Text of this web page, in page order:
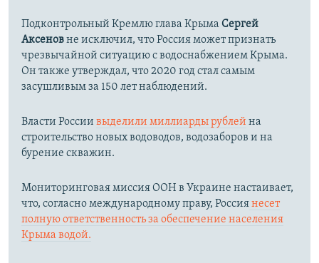
Подконтрольный Кремлю глава Крыма Сергей
Аксеновне исключил, что Россия может признать
чрезвычайной ситуацию с водоснабжением Крыма.
Он также утверждал, что 2020 год стал самым
засушливым за 150 лет наблюдений.​
Власти России выделили миллиарды рублей на
строительство новых водоводов, водозаборов и на
бурение скважин.
Мониторинговая миссия ООН в Украине настаивает,
что, согласно международному праву, Россиянесет
полную ответственность за обеспечение населения
Крыма водой.